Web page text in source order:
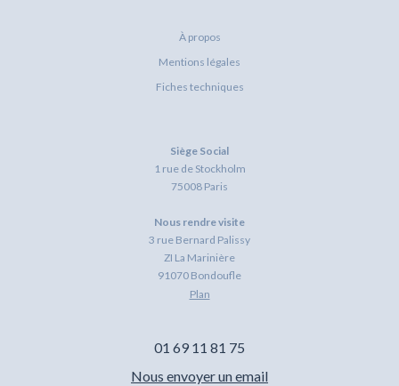
À propos
Mentions légales
Fiches techniques
Siège Social
1 rue de Stockholm
75008 Paris
Nous rendre visite
3 rue Bernard Palissy
ZI La Marinière
91070 Bondoufle
Plan
01 69 11 81 75
Nous envoyer un email